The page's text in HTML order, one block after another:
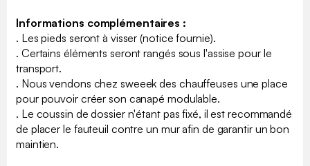
Informations complémentaires :
. Les pieds seront à visser (notice fournie).
. Certains éléments seront rangés sous l'assise pour le
transport.
. Nous vendons chez sweeek des chauffeuses une place
pour pouvoir créer son canapé modulable.
. Le coussin de dossier n'étant pas fixé, il est recommandé
de placer le fauteuil contre un mur afin de garantir un bon
maintien.